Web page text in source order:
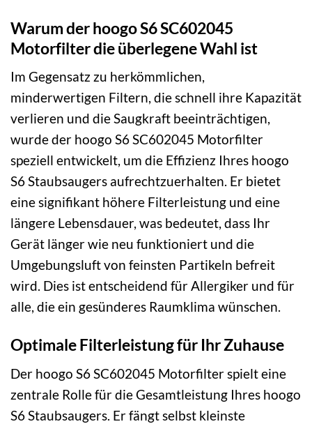
Warum der hoogo S6 SC602045
Motorfilter die überlegene Wahl ist
Im Gegensatz zu herkömmlichen,
minderwertigen Filtern, die schnell ihre Kapazität
verlieren und die Saugkraft beeinträchtigen,
wurde der hoogo S6 SC602045 Motorfilter
speziell entwickelt, um die Effizienz Ihres hoogo
S6 Staubsaugers aufrechtzuerhalten. Er bietet
eine signifikant höhere Filterleistung und eine
längere Lebensdauer, was bedeutet, dass Ihr
Gerät länger wie neu funktioniert und die
Umgebungsluft von feinsten Partikeln befreit
wird. Dies ist entscheidend für Allergiker und für
alle, die ein gesünderes Raumklima wünschen.
Optimale Filterleistung für Ihr Zuhause
Der hoogo S6 SC602045 Motorfilter spielt eine
zentrale Rolle für die Gesamtleistung Ihres hoogo
S6 Staubsaugers. Er fängt selbst kleinste